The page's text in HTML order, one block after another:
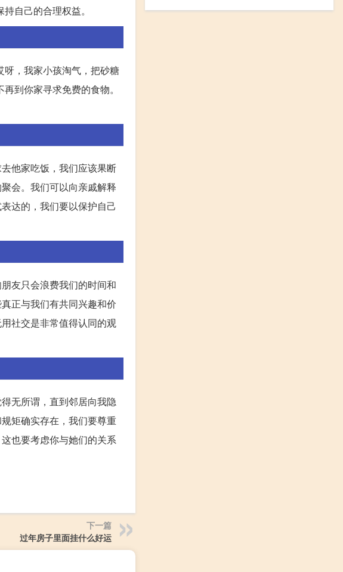
自己的合理权益。
呀，我家小孩淘气，把砂糖
到你家寻求免费的食物。
他家吃饭，我们应该果断
会。我们可以向亲戚解释
达的，我们要以保护自己
友只会浪费我们的时间和
正与我们有共同兴趣和价
社交是非常值得认同的观
无所谓，直到邻居向我隐
矩确实存在，我们要尊重
也要考虑你与她们的关系
下一篇
过年房子里面挂什么好运